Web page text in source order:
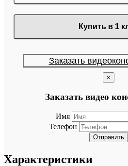
Купить в 1
Заказать
×
Заказать видео
Имя
Телефон
Отправить
Характеристики